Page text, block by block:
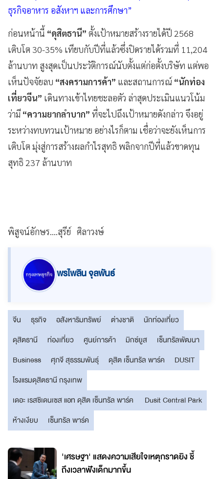
ธุรกิจอาหาร อสังหาฯ และการศึกษา”
ก่อนหน้านี้ “ดุสิตธานี” ตั้งเป้าหมายสร้างรายได้ปี 2568
เติบโต 30-35% เทียบกับปีที่แล้วซึ่งปิดรายได้รวมที่ 11,204
ล้านบาท สูงสุดเป็นประวัติการณ์นับตั้งแต่ก่อตั้งบริษัท แต่พอ
เห็นปัจจัยลบ “สงครามการค้า” และสถานการณ์ “นักท่อง
เที่ยวจีน” เดินทางเข้าไทยชะลอตัว ล่าสุดประเมินแนวโน้ม
ว่ามี “ความยากลำบาก” ที่จะไปถึงเป้าหมายดังกล่าว จึงอยู่
ระหว่างทบทวนเป้าหมาย อย่างไรก็ตาม เชื่อว่าจะยังเห็นการ
เติบโต มุ่งสู่การสร้างผลกำไรสุทธิ พลิกจากปีที่แล้วขาดทุน
สุทธิ 237 ล้านบาท
พิสูจน์อักษร....สุรีย์ ศิลาวงษ์
พรไพลิน จุลพันธ์
จีน ธุรกิจ อสังหาริมทรัพย์ ต่างชาติ
นักท่องเที่ยว
ดุสิตธานี
ท่องเที่ยว ศูนย์การค้า มิกซ์ยูส
เซ็นทรัลพัฒนา
Business
ศุภจี สุธรรมพันธุ์ ดุสิต เซ็นทรัล พาร์ค
DUSIT
โรงแรมดุสิตธานี กรุงเทพ
เดอะ เรสซิเดนเซส แอท ดุสิต เซ็นทรัล พาร์ค
Dusit Central Park
ห้างเงียบ
เซ็นทรัล พาร์ค
'เศรษฐา' แสดงความเสียใจเหตุกราดยิง ชี้
ถึงเวลาฟังเด็กมากขึ้น